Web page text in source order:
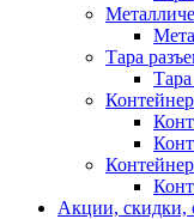
Тара
Акции, скидки,